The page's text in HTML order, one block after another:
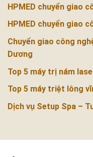
HPMED chuyển giao
HPMED chuyển giao
Chuyển giao công
Dương
Top 5 máy trị nám
Top 5 máy triệt lông
Dịch vụ Setup Spa –